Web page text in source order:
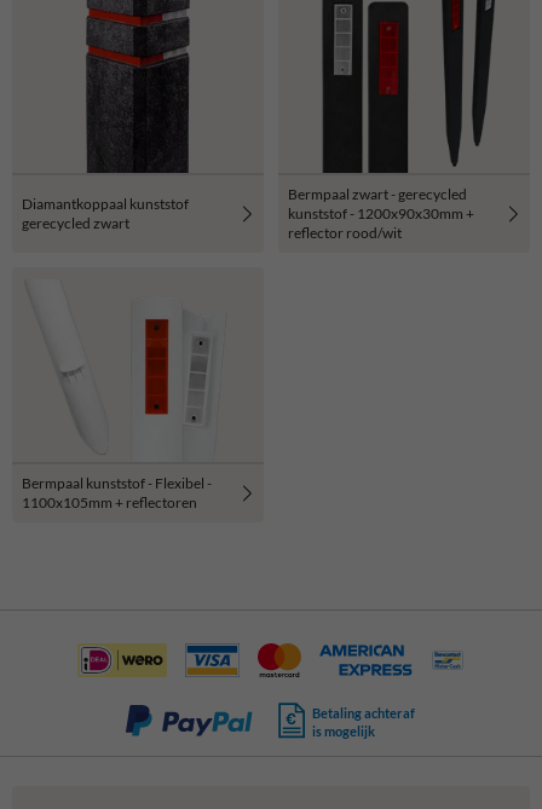
Diamantkoppaal kunststof
gerecycled zwart
Bermpaal zwart - gerecycled
kunststof - 1200x90x30mm +
reflector rood/wit
Bermpaal kunststof - Flexibel -
1100x105mm + reflectoren
Betaling achteraf
is mogelijk